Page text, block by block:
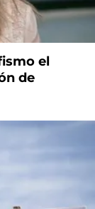
el
de